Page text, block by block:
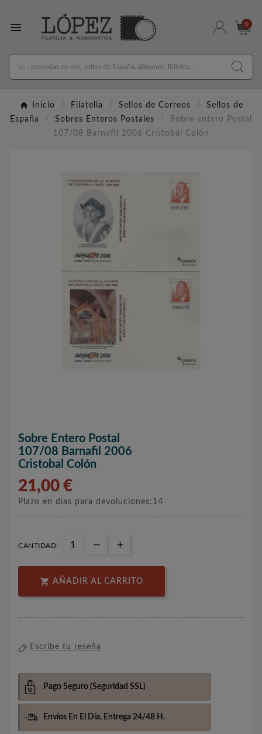
 0
Inicio Filatelia Sellos de Correos
Sellos de
España
Sobres Enteros Postales
Sobre entero Postal
107/08 Barnafil 2006 Cristobal Colón
Sobre Entero Postal
107/08 Barnafil 2006
Cristobal Colón
21,00 €
Plazo en días para devoluciones:14
CANTIDAD:
 AÑADIR AL CARRITO
Escribe tu reseña
Pago Seguro (Seguridad SSL)
Envíos En El Día, Entrega 24/48 H.